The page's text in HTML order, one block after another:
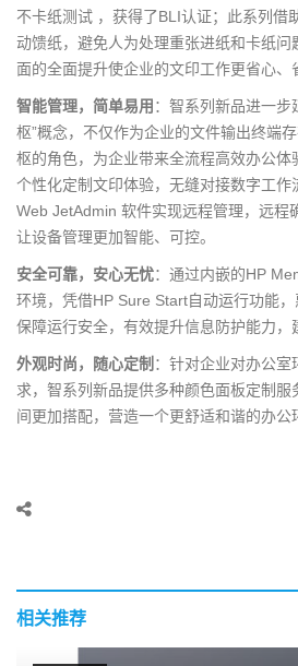
不卡纸测试 ，获得了BLI认证；此系列借
动馈纸，避免人为处理重张进纸和卡纸问
面的全面提升使企业的文印工作更省心、
智能管理，简单易用 ：智系列新品进一步
枢”概念，不仅作为企业的文件输出终端
枢的角色，为企业带来全流程高效办公体
个性化定制文印体验，无缝对接数字工作
Web JetAdmin 软件实现远程管理，远程
让设备管理更加智能、可控。
安全可靠，安心无忧：通过内嵌的HP
环境，凭借HP Sure Start自动运行功能
保障运行安全，有效提升信息防护能力，
外观时尚，随心定制 ：针对企业对办公室
求，智系列新品提供多种颜色面板定制服
间更加搭配，营造一个更舒适和谐的办公
相关推荐